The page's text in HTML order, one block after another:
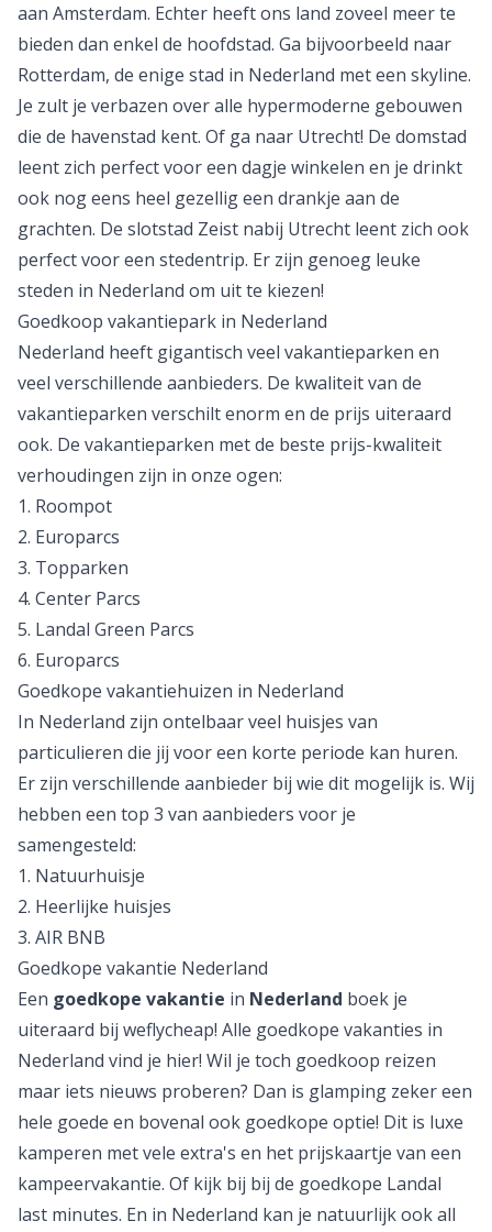
aan Amsterdam. Echter heeft ons land zoveel meer te
bieden dan enkel de hoofdstad. Ga bijvoorbeeld naar
Rotterdam, de enige stad in Nederland met een skyline.
Je zult je verbazen over alle hypermoderne gebouwen
die de havenstad kent. Of ga naar Utrecht! De domstad
leent zich perfect voor een dagje winkelen en je drinkt
ook nog eens heel gezellig een drankje aan de
grachten. De slotstad Zeist nabij Utrecht leent zich ook
perfect voor een stedentrip. Er zijn genoeg leuke
steden in Nederland om uit te kiezen!
Goedkoop vakantiepark in Nederland
Nederland heeft gigantisch veel vakantieparken en
veel verschillende aanbieders. De kwaliteit van de
vakantieparken verschilt enorm en de prijs uiteraard
ook. De vakantieparken met de beste prijs-kwaliteit
verhoudingen zijn in onze ogen:
1. Roompot
2. Europarcs
3. Topparken
4. Center Parcs
5. Landal Green Parcs
6. Europarcs
Goedkope vakantiehuizen in Nederland
In Nederland zijn ontelbaar veel huisjes van
particulieren die jij voor een korte periode kan huren.
Er zijn verschillende aanbieder bij wie dit mogelijk is. Wij
hebben een top 3 van aanbieders voor je
samengesteld:
1. Natuurhuisje
2. Heerlijke huisjes
3. AIR BNB
Goedkope vakantie Nederland
Een goedkope vakantie in Nederland boek je
uiteraard bij weflycheap! Alle goedkope vakanties in
Nederland vind je hier! Wil je toch goedkoop reizen
maar iets nieuws proberen? Dan is glamping zeker een
hele goede en bovenal ook goedkope optie! Dit is luxe
kamperen met vele extra's en het prijskaartje van een
kampeervakantie. Of kijk bij bij de goedkope Landal
last minutes. En in Nederland kan je natuurlijk ook all